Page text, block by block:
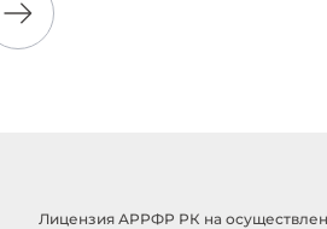
Лицензия АРРФР РК на